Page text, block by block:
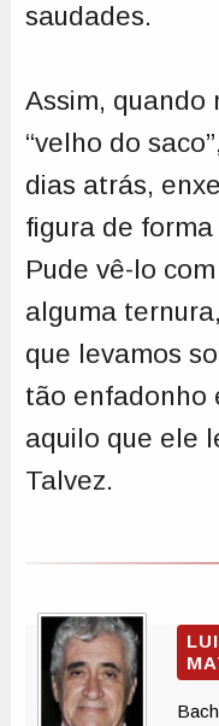
saudades.
Assim, quando
“velho do
dias atrás,
figura de
Pude vê-lo
alguma
que levamos
tão enfadonho
aquilo que ele
Talvez.